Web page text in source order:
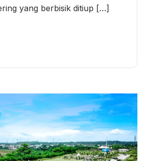
yang berbisik ditiup […]